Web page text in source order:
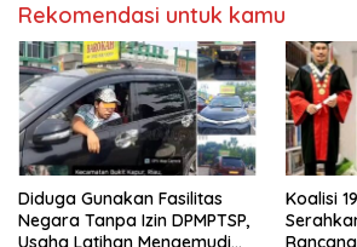
Rekomendasi untuk kamu
Diduga Gunakan Fasilitas
Negara Tanpa Izin DPMPTSP,
Usaha Latihan Mengemudi
Koalisi